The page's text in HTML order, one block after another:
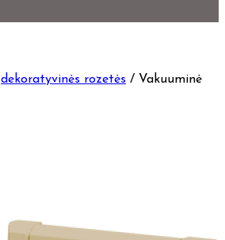
dekoratyvinės rozetės / Vakuuminė